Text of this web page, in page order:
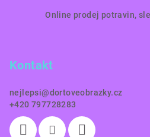
Online prodej potravin,
Kontakt
nejlepsi@dortoveobrazky.cz
+420 797728283